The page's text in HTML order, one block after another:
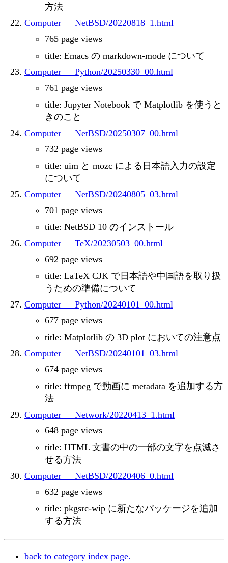
方法
Computer___NetBSD/20220818_1.html
765 page views
title: Emacs の markdown-mode について
Computer___Python/20250330_00.html
761 page views
title: Jupyter Notebook で Matplotlib を使うと
きのこと
Computer___NetBSD/20250307_00.html
732 page views
title: uim と mozc による日本語入力の設定
について
Computer___NetBSD/20240805_03.html
701 page views
title: NetBSD 10 のインストール
Computer___TeX/20230503_00.html
692 page views
title: LaTeX CJK で日本語や中国語を取り扱
うための準備について
Computer___Python/20240101_00.html
677 page views
title: Matplotlib の 3D plot においての注意点
Computer___NetBSD/20240101_03.html
674 page views
title: ffmpeg で動画に metadata を追加する方
法
Computer___Network/20220413_1.html
648 page views
title: HTML 文書の中の一部の文字を点滅さ
せる方法
Computer___NetBSD/20220406_0.html
632 page views
title: pkgsrc-wip に新たなパッケージを追加
する方法
back to category index page.